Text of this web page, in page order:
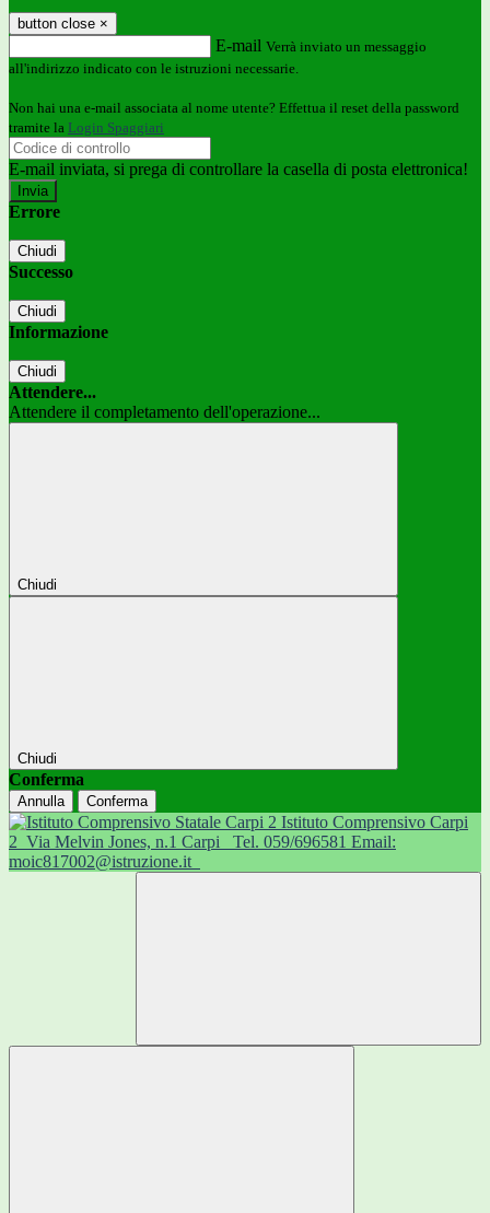
button close ×
E-mail Verrà inviato un messaggio
all'indirizzo indicato con le istruzioni necessarie.
Non hai una e-mail associata al nome utente? Effettua il reset della password
tramite la Login Spaggiari
E-mail inviata, si prega di controllare la casella di posta elettronica!
Errore
Chiudi
Successo
Chiudi
Informazione
Chiudi
Attendere...
Attendere il completamento dell'operazione...
Chiudi
Chiudi
Conferma
Annulla Conferma
Istituto Comprensivo Carpi
2 Via Melvin Jones, n.1 Carpi
Tel. 059/696581 Email:
moic817002@istruzione.it